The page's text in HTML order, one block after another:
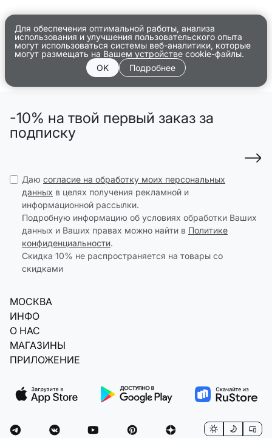
Для обеспечения оптимальной работы, анализа
использования и улучшения пользовательского опыта
могут использоваться системы веб-аналитики, которые
могут размещать на Вашем устройстве cookie-файлы.
OK
Подробнее
-10% на твой первый заказ за
подписку
Даю согласие на обработку моих персональных
данных в целях получения рекламной и
информационной рассылки.
Подробную информацию об условиях обработки Ваших
данных и Ваших правах можно найти в Политике
конфиденциальности.
Скидка 10% не распространяется на товары со
скидками
МОСКВА
ИНФО
О НАС
МАГАЗИНЫ
ПРИЛОЖЕНИЕ